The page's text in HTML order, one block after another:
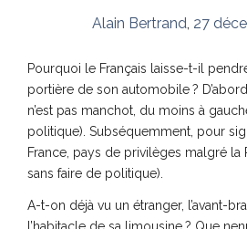
Alain Bertrand 27
Pourquoi le Français laisse-t-il
portière de son automobile ?
n’est pas manchot, du moins à
politique). Subséquemment, pour
France, pays de privilèges malgré la
sans faire de politique).
A-t-on déjà vu un étranger, l’avant-